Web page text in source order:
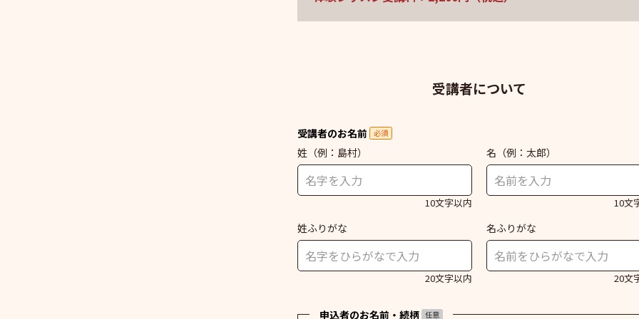
受講者について
受講者のお名前 必須
姓 （例：島村）
10文字以内
名 （例：太郎）
10文
姓ふりがな
20文字以内
名ふりがな
20文
申込者のお名前・続柄 任意